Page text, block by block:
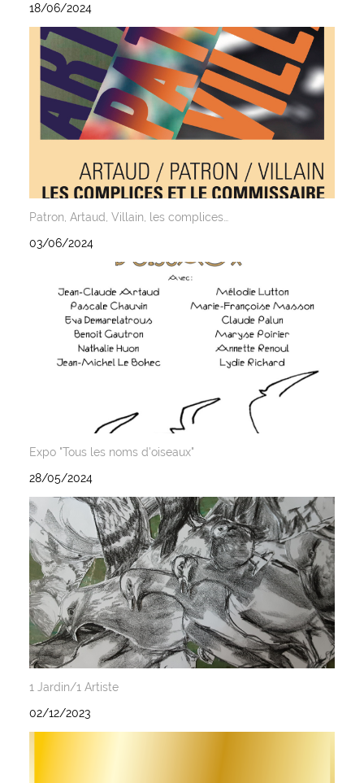
18/06/2024
Patron, Artaud, Villain, les complices…
03/06/2024
Expo "Tous les noms d'oiseaux"
28/05/2024
1 Jardin/1 Artiste
02/12/2023